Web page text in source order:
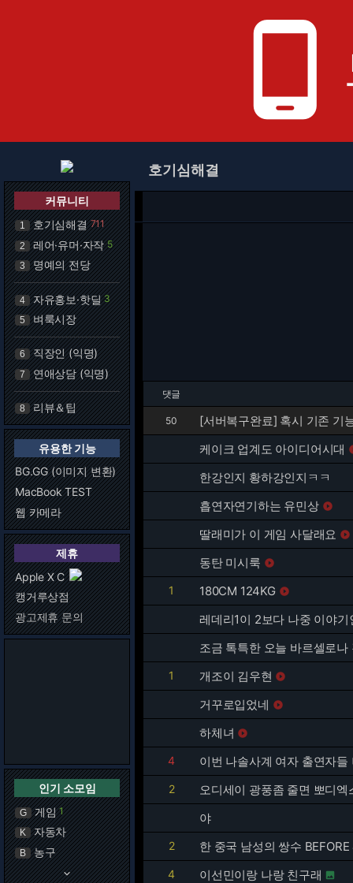
phone_android
커뮤니티
1 호기심해결 711
2 레어·유머·자작 5
3 명예의 전당
4 자유홍보·핫딜 3
5 벼룩시장
6 직장인 (익명)
7 연애상담 (익명)
8 리뷰＆팁
유용한 기능
BG.GG (이미지 변환)
MacBook TEST
웹 카메라
제휴
Apple X C
캥거루상점
광고제휴 문의
인기 소모임
G 게임 1
K 자동차
B 농구
keyboard_arrow_down
호기심해결
댓글
50
[서버복구완료] 혹시 기존 기
케이크 업계도 아이디어시대
한강인지 황하강인지ㅋㅋ
흡연자연기하는 유민상 
딸래미가 이 게임 사달래요 
동탄 미시룩 
1 180CM 124KG 
레데리1이 2보다 나중 이야기
조금 톡특한 오늘 바르셀로나
1 개조이 김우현 
거꾸로입었네 
하체녀 
4 이번 나솔사계 여자 출연자들
2
오디세이 광풍좀 줄면 뽀디
야
2 한 중국 남성의 쌍수 BEFORE
4 이선민이랑 나랑 친구래 